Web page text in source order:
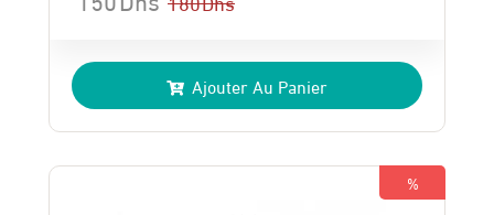
prix
initial
était :
180 Dhs.
prix
actuel
est :
150 Dhs.
Ajouter Au Panier
%